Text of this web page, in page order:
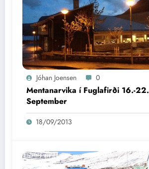
Jóhan Joensen 0
Mentanarvika í Fuglafirði 16.-22.
September
18/09/2013